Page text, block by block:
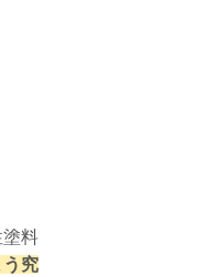
料
究